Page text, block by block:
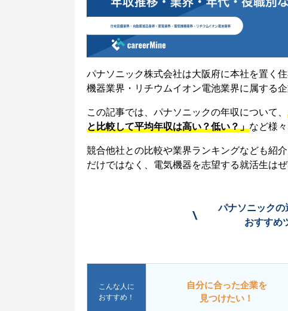
パナソニック株式会社は大阪府に本社を置く
機器業界・リチウムイオン電池業界に属する企
この記事では、パナソニックの年収について、
と比較して平均年収は高い？低い？」など様
競合他社との比較や業界ランキングなども紹
だけではなく、電気機器を志望する就活生は
\
パナソニックの
おすすめ
こんな人に
おすすめ！
自分に合った企業を
見つけたい！